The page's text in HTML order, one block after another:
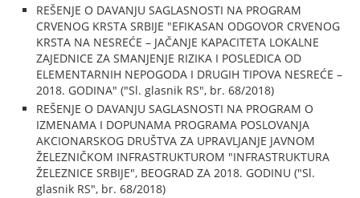
REŠENJE O DAVANJU SAGLASNOSTI NA PROGRAM
CRVENOG KRSTA SRBIJE "EFIKASAN ODGOVOR CRVENOG
KRSTA NA NESREĆE – JAČANJE KAPACITETA LOKALNE
ZAJEDNICE ZA SMANJENJE RIZIKA I POSLEDICA OD
ELEMENTARNIH NEPOGODA I DRUGIH TIPOVA NESREĆE –
2018. GODINA" ("Sl. glasnik RS", br. 68/2018)
REŠENJE O DAVANJU SAGLASNOSTI NA PROGRAM O
IZMENAMA I DOPUNAMA PROGRAMA POSLOVANJA
AKCIONARSKOG DRUŠTVA ZA UPRAVLJANJE JAVNOM
ŽELEZNIČKOM INFRASTRUKTUROM "INFRASTRUKTURA
ŽELEZNICE SRBIJE", BEOGRAD ZA 2018. GODINU ("Sl.
glasnik RS", br. 68/2018)